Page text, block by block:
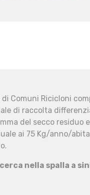
di Comuni Ricicloni
di raccolta
del secco
ai 75 Kg/anno/
nella spalla a